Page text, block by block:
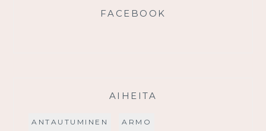
FACEBOOK
AIHEITA
ANTAUTUMINEN ARMO